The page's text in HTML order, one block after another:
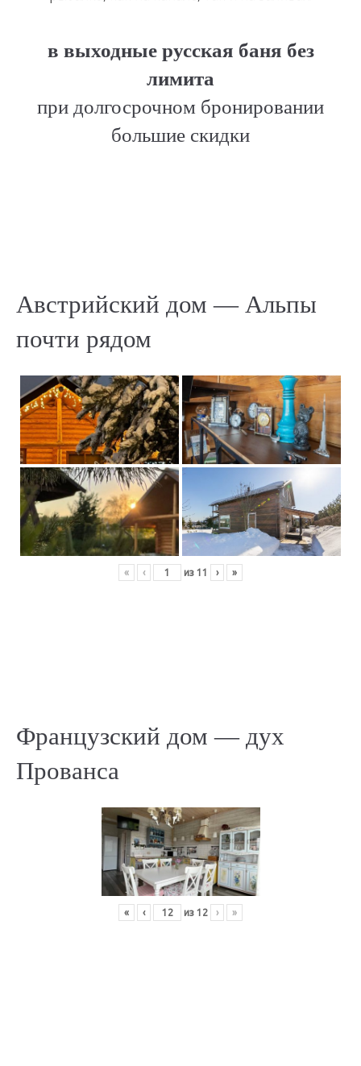
в выходные русская баня без
лимита
при долгосрочном бронировании
большие скидки
Австрийский дом — Альпы
почти рядом
« ‹ из 11 › »
Французский дом — дух
Прованса
« ‹ из 12 › »